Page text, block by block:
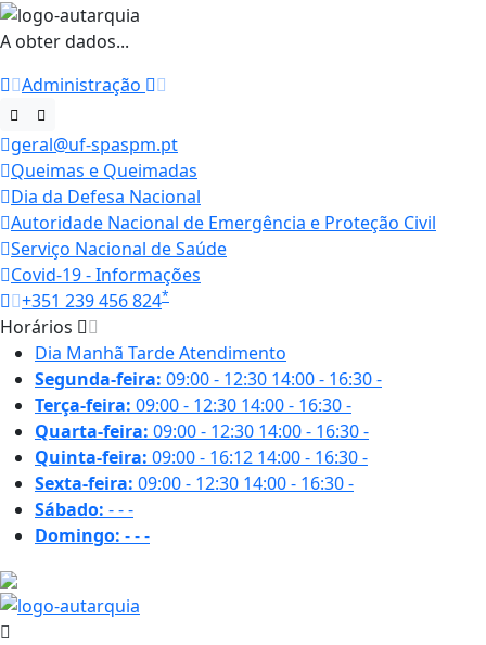
A obter dados...
Administração
geral@uf-spaspm.pt
Queimas e Queimadas
Dia da Defesa Nacional
Autoridade Nacional de Emergência e Proteção Civil
Serviço Nacional de Saúde
Covid-19 - Informações
+351 239 456 824*
Horários
Dia Manhã TardeAtendimento
Segunda-feira: 09:00 - 12:30 14:00 - 16:30-
Terça-feira: 09:00 - 12:30 14:00 - 16:30-
Quarta-feira: 09:00 - 12:30 14:00 - 16:30-
Quinta-feira: 09:00 - 16:12 14:00 - 16:30-
Sexta-feira: 09:00 - 12:30 14:00 - 16:30-
Sábado: ---
Domingo: ---